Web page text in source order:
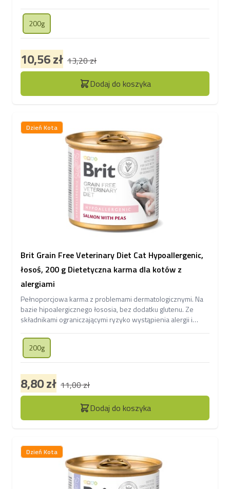
200g
10,56 zł 13,20 zł
Dodaj do koszyka
Brit Grain Free Veterinary Diet Cat Hypoallergenic,
łosoś, 200 g Dietetyczna karma dla kotów z
alergiami
Pełnoporcjowa karma z problemami dermatologicznymi. Na
bazie hipoalergicznego łososia, bez dodatku glutenu. Ze
składnikami ograniczającymi ryzyko wystąpienia alergii i
200g
8,80 zł 11,00 zł
Dodaj do koszyka
Dzień Kota
Dzień Kota